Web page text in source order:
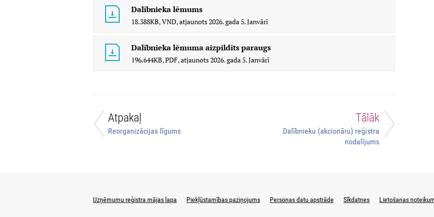
Dalībnieka lēmums
18.388KB,VND,atjaunots2026. gada 5. Janvārī
Dalībnieka lēmuma aizpildīts paraugs
196.644KB,PDF,atjaunots2026. gada 5. Janvārī
Tālāk
Dalībnieku (akcionāru) reģistra
nodalījums
Atpakaļ
Reorganizācijas līgums
Uzņēmumu reģistra mājas lapa Piekļūstamības paziņojums Personas datu apstrāde Sīkdatnes Lietošanas